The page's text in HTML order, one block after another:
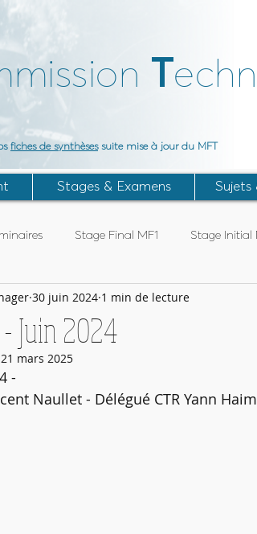
T
fiches de synthèsessuite mise à jour du MFT
Stages & Examens Sujets
Stage Final MF1 Stage Initial
Articles Subaqua FFESSM
& Recycleur
Juin 2024
30 juin 2024 1 min de lecture
21 mars 2025
-
Naullet - Délégué CTR Yann Haim